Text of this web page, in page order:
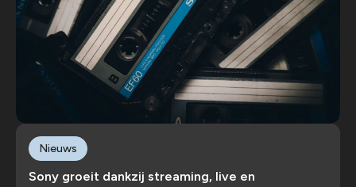
Sony groeit dankzij streaming, live en
Nieuws